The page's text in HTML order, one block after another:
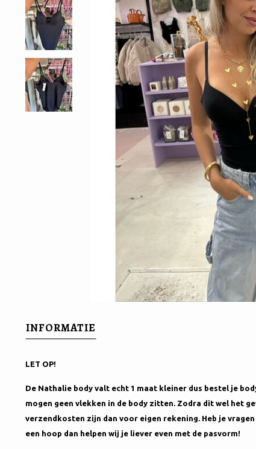
INFORMATIE
LET OP!
De Nathalie body valt echt 1 maat kleiner dus bestel je
mogen geen vlekken in de body zitten. Zodra dit wel het
verzendkosten zijn dan voor eigen rekening. Heb je
een hoop dan helpen wij je liever even met de pasvorm!